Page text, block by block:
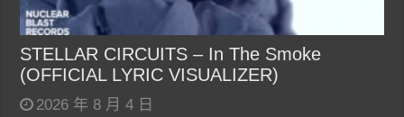
STELLAR CIRCUITS – In The Smoke
(OFFICIAL LYRIC VISUALIZER)
2026 年 8 月 4 日